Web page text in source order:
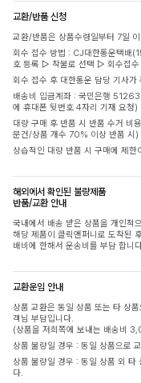
교환/반품 신청
교환/반품은 상품수령일부터 7일
회수 접수 방법 : CJ대한통운택
호 등록 ▷ 착불로 선택 ▷ 회수접수
회수 접수 후 대한통운 담당 기사
배송비 입금계좌 : 국민은행
에 휴대폰 뒷번호 4자리 기재 요청)
대량 구매 후 반품 시 반품 수거 비
문건/상품 개수 70% 이상 반품 시)
상습적인 대량 반품 시 구매에 제한
해외에서 확인된 불량제품
반품/교환 안내
국내에서 배송 받은 상품을 개인적
해당 제품이 클릭앤퍼니로 도착된
배비에 한해서 운송비를 부담 합니
교환운임 안내
상품 교환은 동일 상품 또는 타 상
객님 부담입니다.
(상품을 저희쪽에 보내는 배송비
상품 불량일 경우 : 동일 상품으로
상품 불량일 경우 : 동일 상품 외
다.